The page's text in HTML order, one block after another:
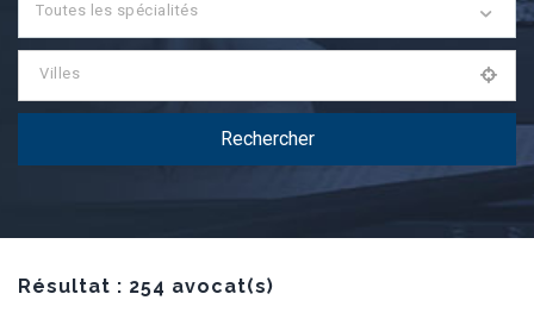
Toutes les spécialités
Villes
Résultat : 254 avocat(s)